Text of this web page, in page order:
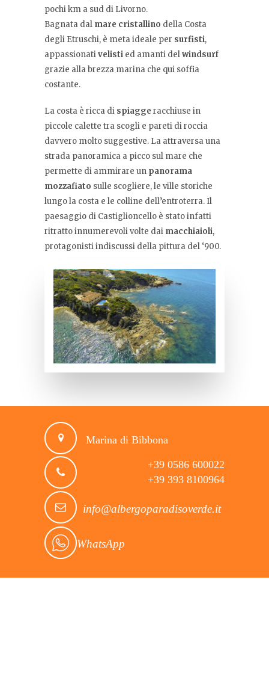
pochi km a sud di Livorno.
Bagnata dal mare cristallino della Costa
degli Etruschi, è meta ideale per surfisti,
appassionativelisti ed amanti delwindsurf
grazie alla brezza marina che qui soffia
costante.
La costa è ricca di spiagge racchiuse in
piccole calette tra scogli e pareti di roccia
davvero molto suggestive. La attraversa una
strada panoramica a picco sul mare che
permette di ammirare un panorama
mozzafiato sulle scogliere, le ville storiche
lungo la costa e le colline dell’entroterra. Il
paesaggio di Castiglioncello è stato infatti
ritratto innumerevoli volte dai macchiaioli,
protagonisti indiscussi della pittura del ‘900.
Marina di Bibbona
+39 0586 600022
+39 393 8100964
info@albergoparadisoverde.it
WhatsApp